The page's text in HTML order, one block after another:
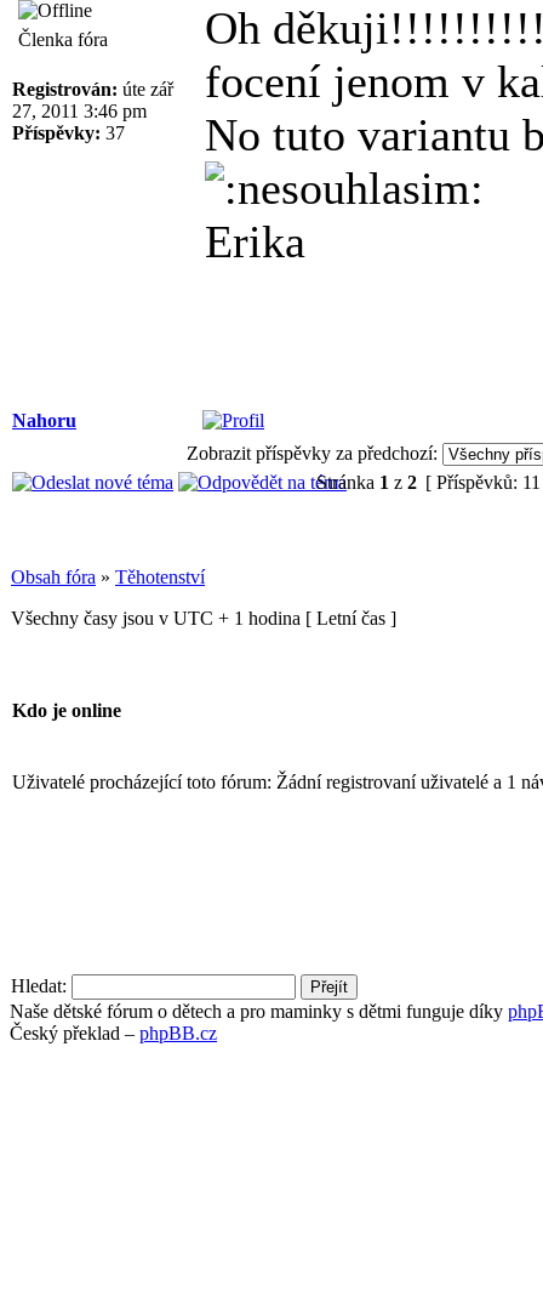
Členka fóra
Registrován: úte zář
27, 2011 3:46 pm
Příspěvky: 37
Oh děkuji!!!!!!!!!!
focení jenom v
No tuto variantu
Erika
Nahoru
Zobrazit příspěvky za předchozí:
Stránka 1 z 2 [ Příspěvků:
Obsah fóra » Těhotenství
Všechny časy jsou v UTC + 1 hodina [ Letní čas ]
Kdo je online
Uživatelé procházející toto fórum: Žádní registrovaní uživatelé a 1
Hledat:
Naše dětské fórum o dětech a pro maminky s dětmi funguje díky
Český překlad – phpBB.cz